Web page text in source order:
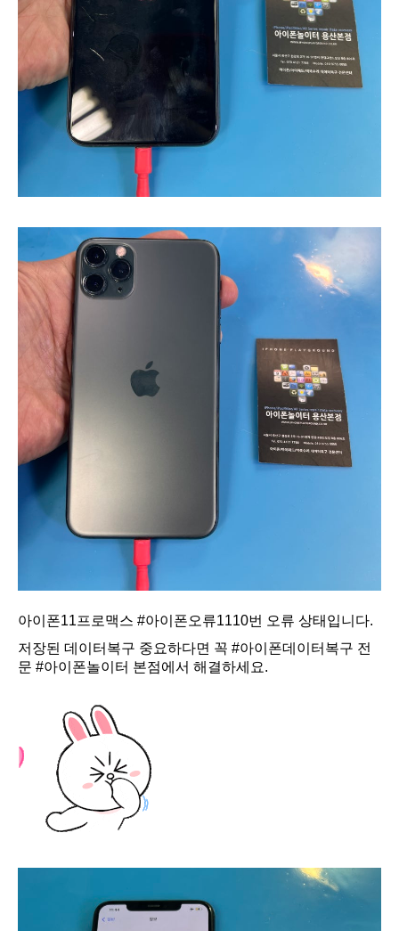
아이폰11프로맥스 #아이폰오류1110번 오류 상태입니다.
저장된 데이터복구 중요하다면 꼭 #아이폰데이터복구 전
문 #아이폰놀이터 본점에서 해결하세요.